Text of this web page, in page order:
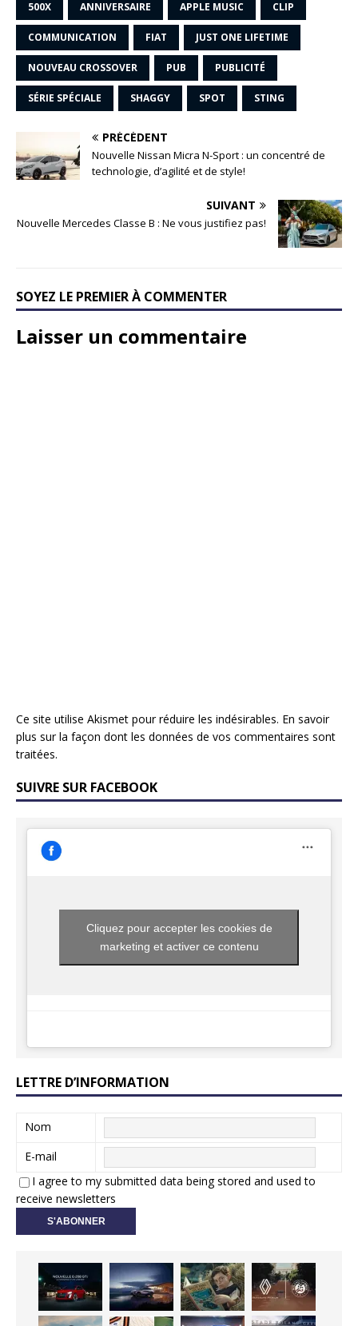
500X ANNIVERSAIRE APPLE MUSIC CLIP
COMMUNICATION FIAT JUST ONE LIFETIME
NOUVEAU CROSSOVER PUB PUBLICITÉ
SÉRIE SPÉCIALE SHAGGY SPOT STING
PRÉCÉDENT
Nouvelle Nissan Micra N-Sport : un concentré de
technologie, d’agilité et de style!
SUIVANT
Nouvelle Mercedes Classe B : Ne vous justifiez pas!
SOYEZ LE PREMIER À COMMENTER
Laisser un commentaire
Ce site utilise Akismet pour réduire les indésirables. En savoir
plus sur la façon dont les données de vos commentaires sont
traitées.
SUIVRE SUR FACEBOOK
Cliquez pour accepter les cookies de
marketing et activer ce contenu
LETTRE D’INFORMATION
Nom
E-mail
I agree to my submitted data being stored and used to
receive newsletters